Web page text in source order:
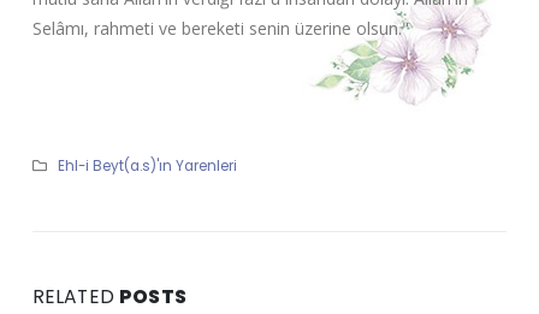
Selâmı, rahmeti ve bereketi senin üzerine olsun."
Ehl-i Beyt(a.s)'ın Yarenleri
RELATED POSTS